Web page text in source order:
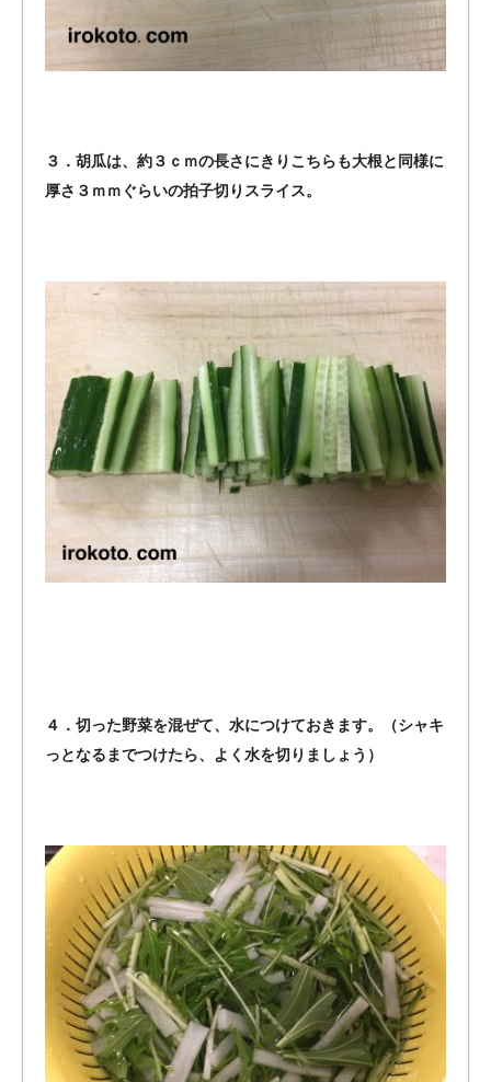
３．胡瓜は、約３ｃｍの長さにきりこちらも大根と同様に
厚さ３ｍｍぐらいの拍子切りスライス。
４．切った野菜を混ぜて、水につけておきます。（シャキ
っとなるまでつけたら、よく水を切りましょう）